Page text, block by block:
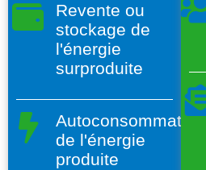
Revente ou
stockage de
l'énergie
surproduite
Autoconsommation
de l'énergie
produite